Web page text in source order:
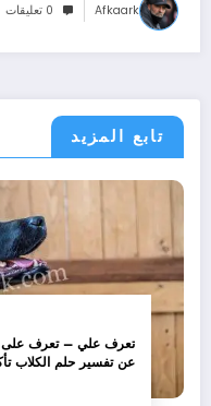
Afkaark 0 تعليقات
تابع المزيد
تعرف علي – تعرف على
عن تفسير حلم الكلاب